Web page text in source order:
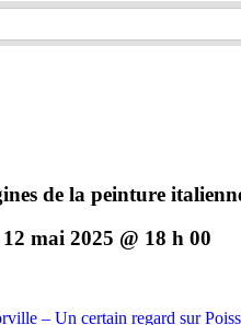
de la peinture
12 mai 2025 @ 18 h 00
– Un certain regard sur